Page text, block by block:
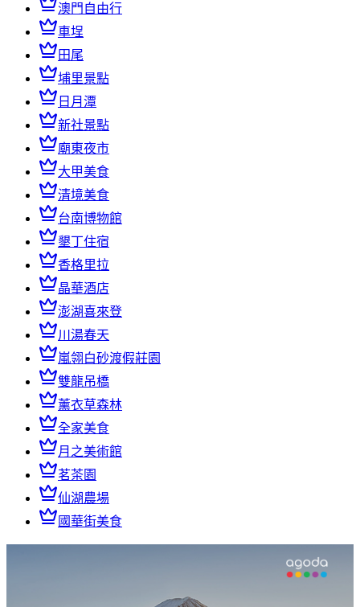
澳門自由行
車埕
田尾
埔里景點
日月潭
新社景點
廟東夜市
大甲美食
清境美食
台南博物館
墾丁住宿
香格里拉
晶華酒店
澎湖喜來登
川湯春天
嵐翎白砂渡假莊園
雙龍吊橋
薰衣草森林
全家美食
月之美術館
茗茶園
仙湖農場
國華街美食